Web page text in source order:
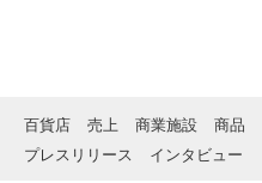
百貨店 売上 商業施設 商品
プレスリリース
インタビュー